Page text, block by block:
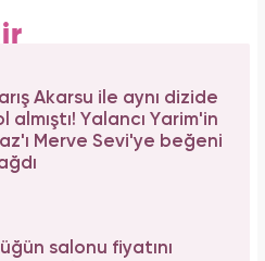
Akarsu ile aynı dizide
almıştı! Yalancı Yarim'in
Merve Sevi'ye beğeni
salonu fiyatını